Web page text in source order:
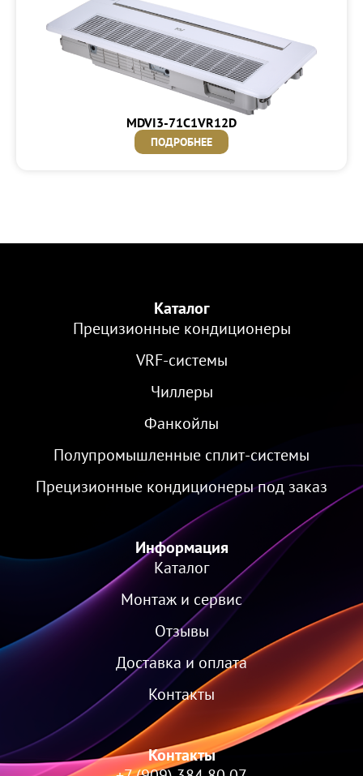
MDVI3-71C1VR12D
ПОДРОБНЕЕ
Каталог
Прецизионные кондиционеры
VRF-cистемы
Чиллеры
Фанкойлы
Полупромышленные сплит-системы
Прецизионные кондиционеры под заказ
Информация
Каталог
Монтаж и сервис
Отзывы
Доставка и оплата
Контакты
Контакты